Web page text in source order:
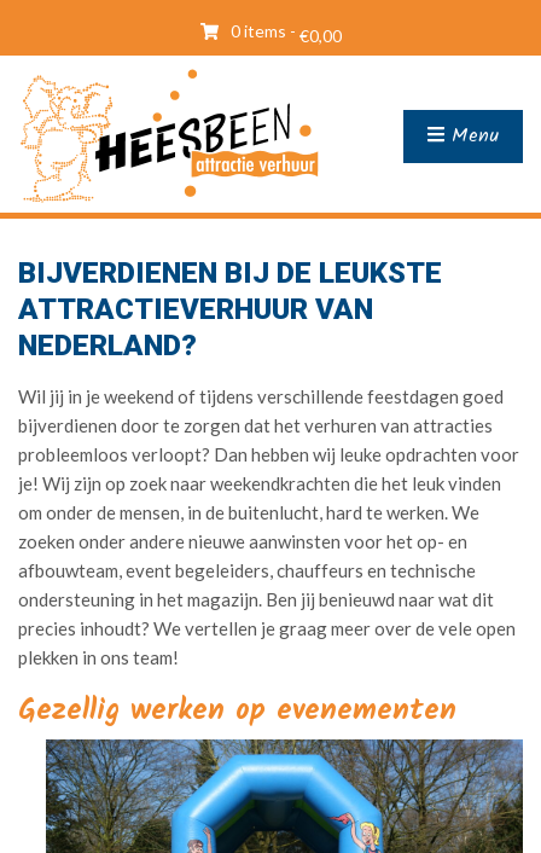
0 items - €0,00
Menu
BIJVERDIENEN BIJ DE LEUKSTE
ATTRACTIEVERHUUR VAN
NEDERLAND?
Wil jij in je weekend of tijdens verschillende feestdagen goed
bijverdienen door te zorgen dat het verhuren van attracties
probleemloos verloopt? Dan hebben wij leuke opdrachten voor
je! Wij zijn op zoek naar weekendkrachten die het leuk vinden
om onder de mensen, in de buitenlucht, hard te werken. We
zoeken onder andere nieuwe aanwinsten voor het op- en
afbouwteam, event begeleiders, chauffeurs en technische
ondersteuning in het magazijn. Ben jij benieuwd naar wat dit
precies inhoudt? We vertellen je graag meer over de vele open
plekken in ons team!
Gezellig werken op evenementen